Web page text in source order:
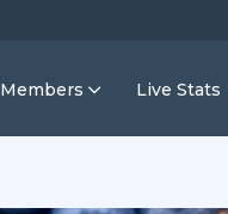
Members Live Stats